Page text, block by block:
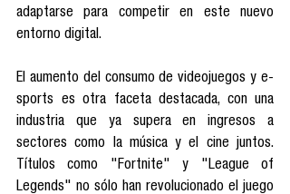
adaptarse para competir en este nuevo
entorno digital.
El aumento del consumo de videojuegos y e-
sports es otra faceta destacada, con una
industria que ya supera en ingresos a
sectores como la música y el cine juntos.
Títulos como "Fortnite" y "League of
Legends" no sólo han revolucionado el juego